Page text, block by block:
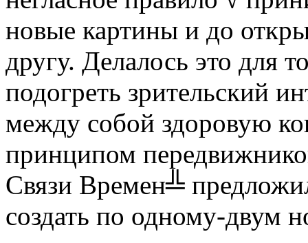
новые картины и до
другу. Делалось это для
подогреть зрительский
между собой здоровую
принципом
Связи Времен╩
создать по одному-двум